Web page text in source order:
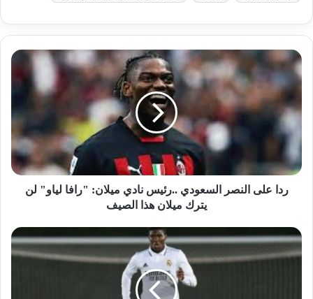
ردا على النصر السعودي ..رئيس نادي ميلان: "رافا لياو" لن
يترك ميلان هذا الصيف